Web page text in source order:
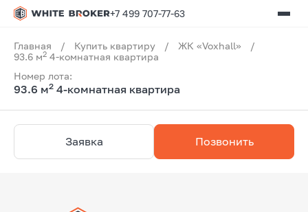
+7 499 707-77-63
Главная / Купить квартиру / ЖК «Voxhall»
/
93.6 м2 4-комнатная квартира
Номер лота:
93.6 м2 4-комнатная квартира
Заявка Позвонить